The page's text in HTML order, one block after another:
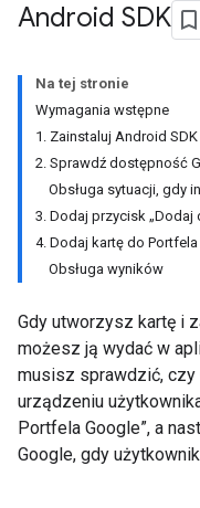
Android SDK
Na tej stronie
Wymagania wstępne
1. Zainstaluj Android
2. Sprawdź dostępność
Obsługa sytuacji, gdy
3. Dodaj przycisk „Dodaj
4. Dodaj kartę do
Obsługa wyników
Gdy utworzysz kartę i
możesz ją wydać w
musisz sprawdzić, czy
urządzeniu
Portfela Google”, a
Google, gdy